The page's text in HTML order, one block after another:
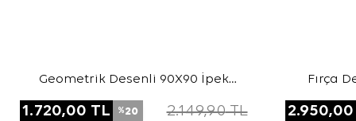
Geometrik Desenli 90X90 İpek
1.720,00 TL %20 2.149,90TL
Fırça
2.950,00